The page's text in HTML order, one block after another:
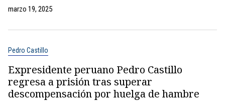
marzo 19, 2025
Pedro Castillo
Expresidente peruano Pedro Castillo
regresa a prisión tras superar
descompensación por huelga de hambre